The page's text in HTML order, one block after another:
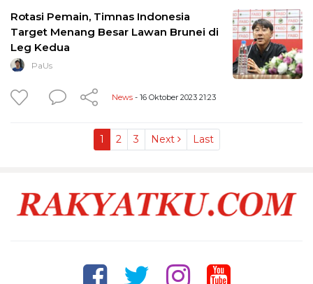
Rotasi Pemain, Timnas Indonesia
Target Menang Besar Lawan Brunei di
Leg Kedua
PaUs
News - 16 Oktober 2023 21:23
1 2 3 Next Last